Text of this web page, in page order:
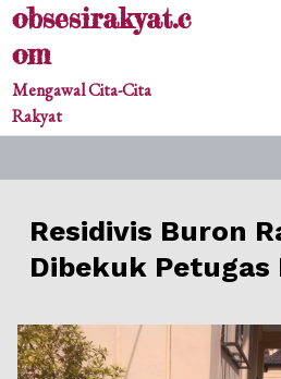
Skipobsesirakyat.c
om
Mengawal Cita-Cita
Rakyat
Residivis Buron
Dibekuk Petugas